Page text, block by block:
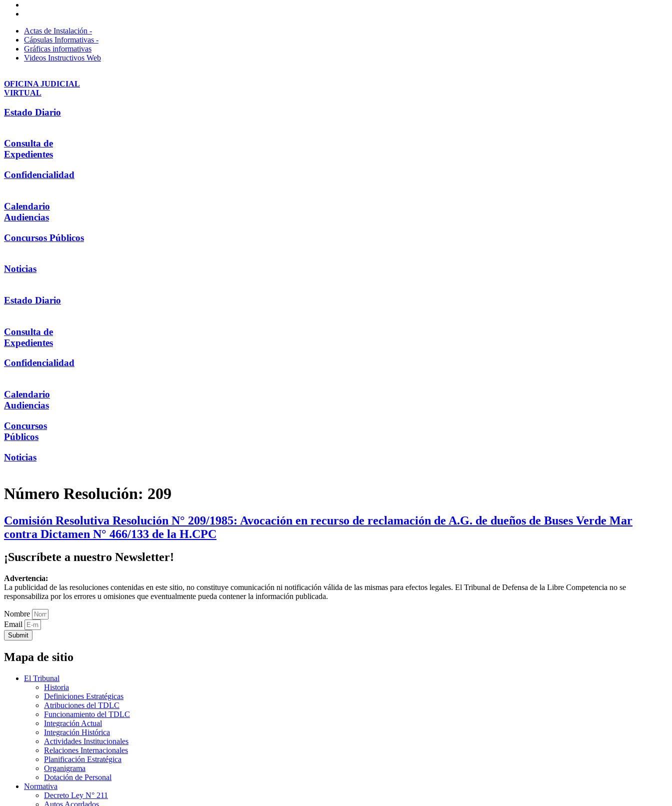
Actas de Instalación -
Cápsulas Informativas -
Gráficas informativas
Videos Instructivos Web
OFICINA JUDICIAL
VIRTUAL
Estado Diario
Consulta de
Expedientes
Confidencialidad
Calendario
Audiencias
Concursos Públicos
Noticias
Estado Diario
Consulta de
Expedientes
Confidencialidad
Calendario
Audiencias
Concursos
Públicos
Noticias
Número Resolución: 209
Comisión Resolutiva Resolución N° 209/1985: Avocación en recurso de reclamación de A.G. de dueños de Buses Verde Mar
contra Dictamen N° 466/133 de la H.CPC
¡Suscríbete a nuestro Newsletter!
Advertencia:
La publicidad de las resoluciones contenidas en este sitio, no constituye comunicación ni notificación válida de las mismas para efectos legales. El Tribunal de Defensa de la Libre Competencia no se
responsabiliza por los errores u omisiones que eventualmente pueda contener la información publicada.
Nombre
Email
Submit
Mapa de sitio
El Tribunal
Historia
Definiciones Estratégicas
Atribuciones del TDLC
Funcionamiento del TDLC
Integración Actual
Integración Histórica
Actividades Institucionales
Relaciones Internacionales
Planificación Estratégica
Organigrama
Dotación de Personal
Normativa
Decreto Ley N° 211